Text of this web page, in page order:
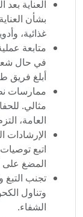
العناية
بشأن
غذائية،
متابعة
في حال
أبلغ فريق
ممارسات
مثالي.
العامة،
الإرشادات
اتبع
المضغ على
تجنب التبغ
وتناول
الشفاء.